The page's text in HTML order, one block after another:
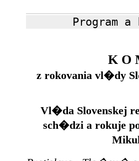
Program a
K O
z rokovania vl�dy
Vl�da Slovenskej
sch�dzi a rokuje